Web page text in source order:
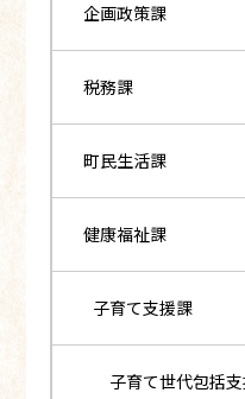
企画政策課
税務課
町民生活課
健康福祉課
子育て支援課
子育て世代包括支